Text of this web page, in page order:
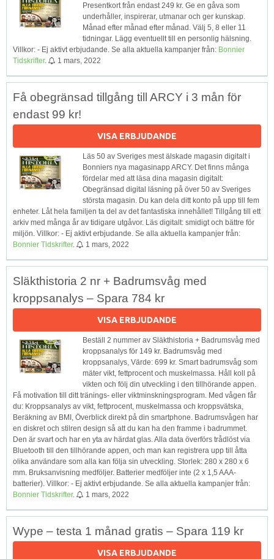
Presentkort från endast 249 kr. Ge en gåva som
underhåller, inspirerar, utmanar och ger kunskap.
Månad efter månad efter månad. Välj 5, 8 eller 11
tidningar. Lägg eventuellt till en personlig hälsning.
Villkor: - Ej aktivt erbjudande. Se alla aktuella kampanjer från: Bonnier
Tidskrifter. 1 mars, 2022
Få obegränsad tillgång till ARCY i 3 mån för
endast 99 kr!
VISA ERBJUDANDE
Läs 50 av Sveriges mest älskade magasin digitalt i
Bonniers nya magasinapp ARCY. Det finns många
fördelar med att läsa dina magasin digitalt:
Obegränsad digital läsning på över 50 av Sveriges
största magasin. Du kan dela ditt konto på upp till fem
enheter. Låt hela familjen ta del av det fantastiska innehållet! Tillgång till ett
arkiv med många år av tidigare utgåvor. Läs digitalt: smidigt och bättre för
miljön. Villkor: - Ej aktivt erbjudande. Se alla aktuella kampanjer från:
Bonnier Tidskrifter. 1 mars, 2022
Släkthistoria 2 nr + Badrumsvåg med
kroppsanalys – Spara 784 kr
VISA ERBJUDANDE
Beställ 2 nummer av Släkthistoria + Badrumsvåg med
kroppsanalys för 149 kr. Badrumsvåg med
kroppsanalys, Värde: 699 kr. Smart badrumsvåg som
mäter vikt, fettprocent och muskelmassa. Håll koll på
vikten och följ din utveckling i den tillhörande appen.
Få motivation till ditt tränings- eller viktminskningsprogram. Med vågen får
du: Kroppsanalys av vikt, fettprocent, muskelmassa och kroppsvätska,
Beräkning av BMI, Överblick direkt på din smartphone. Badrumsvågen har
en diskret och stilren design så att du kan ha den framme i badrummet.
Den är svart och har en yta av härdat glas. Alla data överförs trådlöst via
Bluetooth till den tillhörande appen, och man kan registrera upp till åtta
olika användare som alla kan följa sin utveckling. Storlek: 280 x 280 x 6
mm. Bruksanvisning medföljer. Batterier medföljer inte (2 x 1,5 AAA-
batterier). Villkor: - Ej aktivt erbjudande. Se alla aktuella kampanjer från:
Bonnier Tidskrifter. 1 mars, 2022
Wype – testa 1 månad gratis – Spara 119 kr
VISA ERBJUDANDE